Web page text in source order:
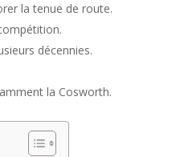
la tenue de route.
décennies.
la Cosworth.